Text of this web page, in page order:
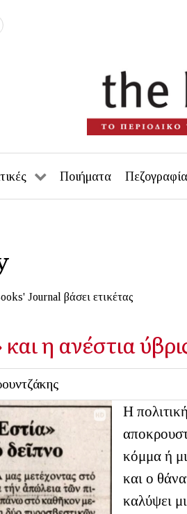
Ποιήματα Πεζογραφία
Journal βάσει ετικέτας
η ανέστια
Η
κόμμα ή
και ο
καλύψει